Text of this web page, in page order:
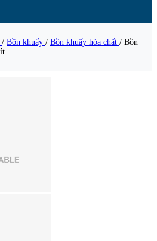
/ Bồn khuấy / Bồn khuấy hóa chất / Bồn